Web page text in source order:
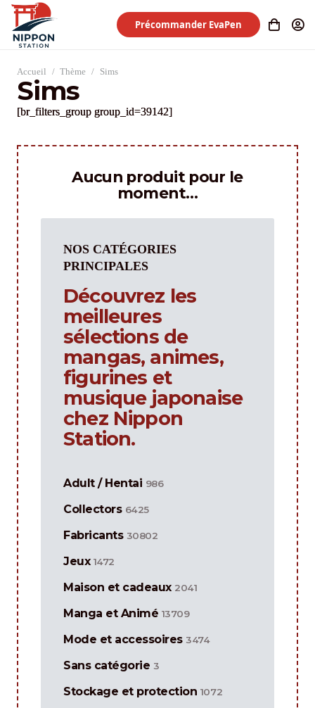
Précommander EvaPen
Accueil / Thème / Sims
Sims
[br_filters_group group_id=39142]
Aucun produit pour le
moment…
NOS CATÉGORIES
PRINCIPALES
Découvrez les
meilleures
sélections de
mangas, animes,
figurines et
musique japonaise
chez Nippon
Station.
Adult / Hentai 986
Collectors 6425
Fabricants 30802
Jeux 1472
Maison et cadeaux 2041
Manga et Animé 13709
Mode et accessoires 3474
Sans catégorie 3
Stockage et protection 1072